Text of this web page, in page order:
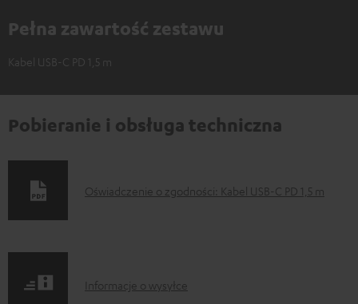
Pełna zawartość zestawu
Kabel USB-C PD 1,5 m
Pobieranie i obsługa techniczna
D
m
Oświadczenie o zgodności: Kabel USB-C PD 1,5 m
IInformacje o wysyłce